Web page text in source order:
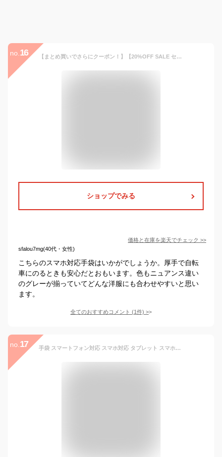
no. 16 【まとめ買いでさらにクーポン！】【20%OFF SALE セール】ケパニ 別注 手袋 手ぶくろ グローブ ハナ メンズ レディース スマホ対応 Kepani MOONLOID 裏起毛 日本製
ショップでみる
価格と在庫を楽天でチェック >>
sfalou7mg(40代・女性)
こちらのスマホ対応手袋はいかがでしょうか。厚手で自転
車にのるときも安心だとおもいます。色もニュアンス違い
のグレーが揃っていてどんな洋服にも合わせやすいと思い
ます。
全てのおすすめコメント (1件) >
no. 17 手袋 スマートフォン対応 スマホ対応 タブレット スマホ手袋 グローブ タッチパネル対応 スマートフォン タブレット グローブ ニット レディース 女性 防寒 ファー スエード 本革 レザー ブルー グリーン ピンク パープル ブラウン レッド